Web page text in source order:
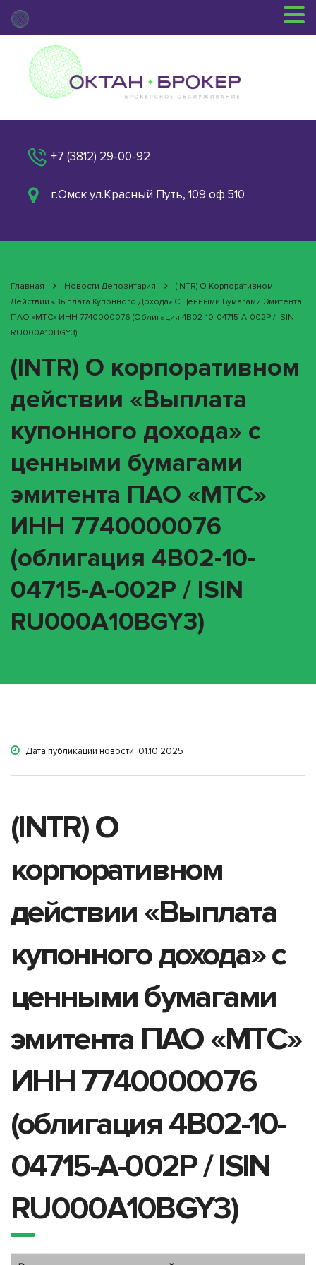
+7 (3812) 29-00-92
г.Омск ул.Красный Путь, 109 оф.510
Главная Новости Депозитария
(INTR) О Корпоративном
Действии «Выплата Купонного Дохода» С Ценными Бумагами Эмитента
ПАО «МТС» ИНН 7740000076 (облигация 4B02-10-04715-A-002P / ISIN
RU000A10BGY3)
(INTR) О корпоративном
действии «Выплата
купонного дохода» с
ценными бумагами
эмитента ПАО «МТС»
ИНН 7740000076
(облигация 4B02-10-
04715-A-002P / ISIN
RU000A10BGY3)
Дата публикации новости: 01.10.2025
(INTR) О
корпоративном
действии «Выплата
купонного дохода» с
ценными бумагами
эмитента ПАО «МТС»
ИНН 7740000076
(облигация 4B02-10-
04715-A-002P / ISIN
RU000A10BGY3)